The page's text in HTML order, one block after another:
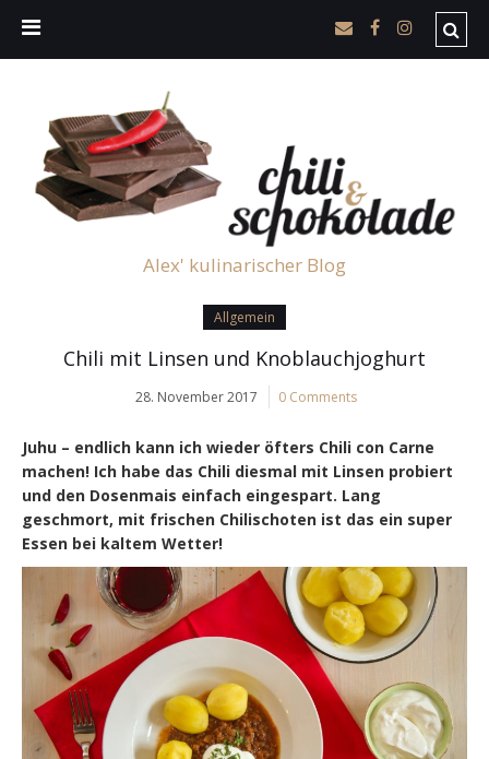
Alex' kulinarischer Blog
Allgemein
Chili mit Linsen und Knoblauchjoghurt
28. November 2017 0 Comments
Juhu – endlich kann ich wieder öfters Chili con Carne
machen! Ich habe das Chili diesmal mit Linsen probiert
und den Dosenmais einfach eingespart. Lang
geschmort, mit frischen Chilischoten ist das ein super
Essen bei kaltem Wetter!